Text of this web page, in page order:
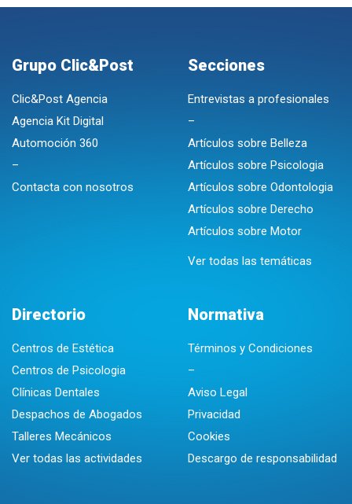
Grupo Clic&Post
Clic&Post Agencia
Agencia Kit Digital
Automoción 360
–
Contacta con nosotros
Secciones
Entrevistas a profesionales
–
Artículos sobre Belleza
Artículos sobre Psicologia
Artículos sobre Odontologia
Artículos sobre Derecho
Artículos sobre Motor
Ver todas las temáticas
Directorio
Centros de Estética
Centros de Psicologia
Clínicas Dentales
Despachos de Abogados
Talleres Mecánicos
Ver todas las actividades
Normativa
Términos y Condiciones
–
Aviso Legal
Privacidad
Cookies
Descargo de responsabilidad